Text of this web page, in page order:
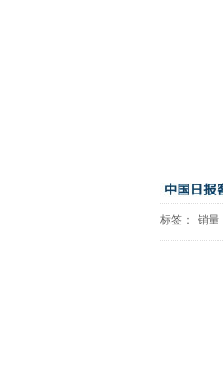
标签： 销量